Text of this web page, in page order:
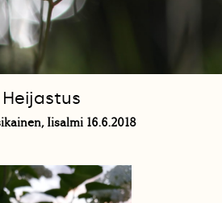
Heijastus
Iisalmi 16.6.2018